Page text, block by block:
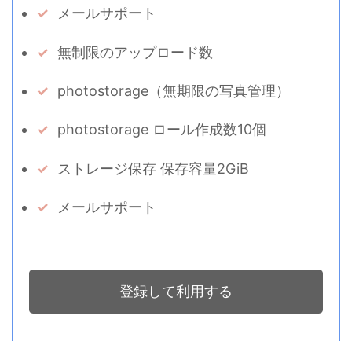
メールサポート
無制限のアップロード数
photostorage（無期限の写真管理）
photostorage ロール作成数10個
ストレージ保存 保存容量2GiB
メールサポート
登録して利用する